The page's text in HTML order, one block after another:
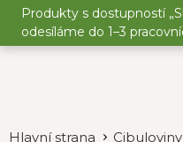
Přejít
obsah
Produkty s dostupností
odesíláme do 1–3